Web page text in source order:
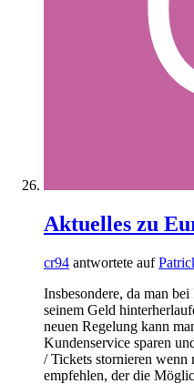
Aktuelles zu
cr94 antwortete auf
Insbesondere, da man
seinem Geld
neuen Regelung kann
Kundenservice sparen
/ Tickets stornieren
empfehlen, der die